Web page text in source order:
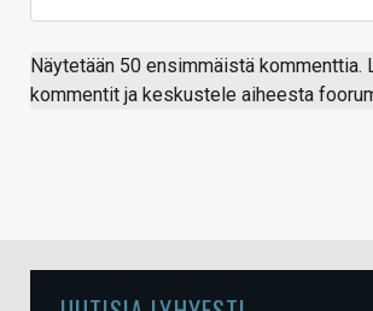
Näytetään 50 ensimmäistä kommenttia.
kommentit ja keskustele aiheesta